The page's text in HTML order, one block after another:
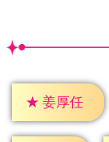
★ 姜厚任